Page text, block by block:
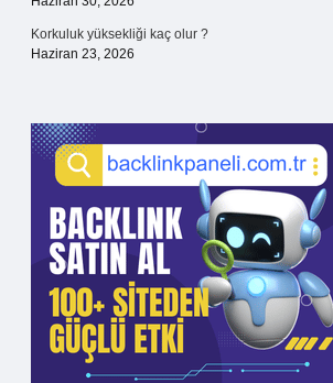
Korkuluk yüksekliği kaç olur ?
Haziran 23, 2026